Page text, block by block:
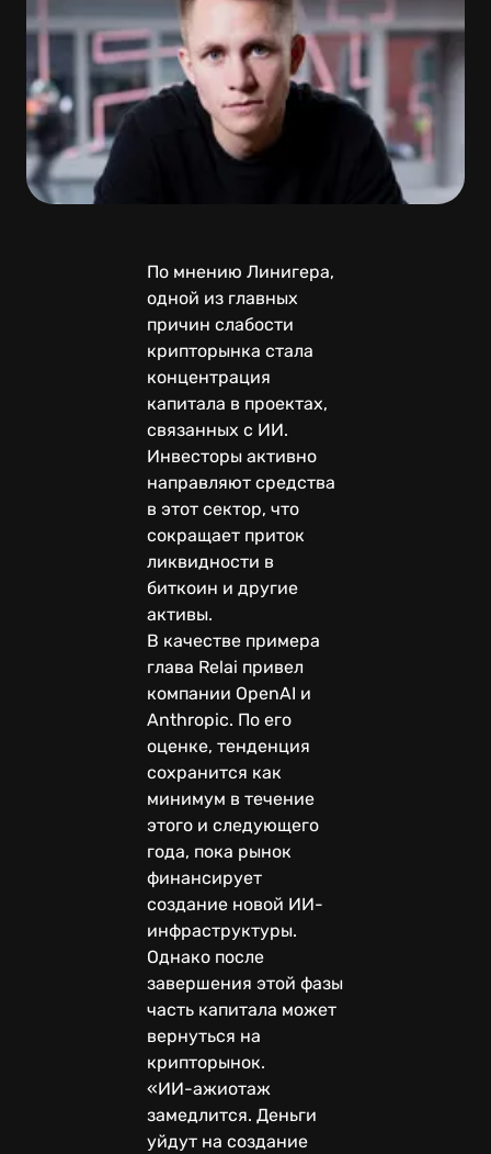
По мнению Линигера,
одной из главных
причин слабости
крипторынка стала
концентрация
капитала в проектах,
связанных с ИИ.
Инвесторы активно
направляют средства
в этот сектор, что
сокращает приток
ликвидности в
биткоин и другие
активы.
В качестве примера
глава Relai привел
компании OpenAI и
Anthropic. По его
оценке, тенденция
сохранится как
минимум в течение
этого и следующего
года, пока рынок
финансирует
создание новой ИИ-
инфраструктуры.
Однако после
завершения этой фазы
часть капитала может
вернуться на
крипторынок.
«ИИ-ажиотаж
замедлится. Деньги
уйдут на создание